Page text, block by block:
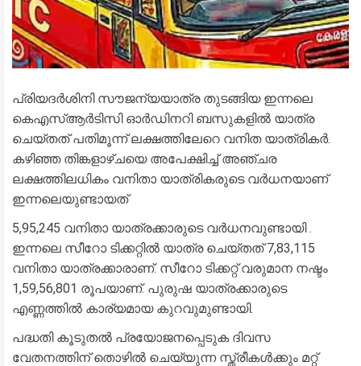
പ്രിയദര്‍ശിനി സൗജന്യയാത്ര തുടങ്ങിയ ഇന്നലെ
കെഎസ്ആര്‍ടിസി ഓര്‍ഡിനറി ബസുകളില്‍ യാത്ര
ചെയ്തത് പതിമൂന്ന് ലക്ഷത്തിലേറെ വനിത യാത്രികര്‍.
കഴിഞ്ഞ തിങ്കളാഴ്ചയെ അപേക്ഷിച്ച് അഞ്ചര
ലക്ഷത്തിലധികം വനിതാ യാത്രികരുടെ വര്‍ധനയാണ്
ഇന്നലെയുണ്ടായത്
5,95,245 വനിതാ യാത്രക്കാരുടെ വര്‍ധനവുണ്ടായി .
ഇന്നലെ സീറോ ടിക്കറ്റില്‍ യാത്ര ചെയ്തത് 7,83,115
വനിതാ യാത്രക്കാരാണ്. സീറോ ടിക്കറ്റ് വരുമാന നഷ്ടം
1,59,56,801 രൂപയാണ്. പുരുഷ യാത്രക്കാരുടെ
എണ്ണത്തില്‍ കാര്യമായ കുറവുമുണ്ടായി.
പദ്ധതി കൂടുതല്‍ പ്രയോജനപ്പെടുക ദിവസ
വേതനത്തിന് തൊഴില്‍ ചെയ്യുന്ന സ്ത്രീകള്‍ക്കും മറ്റ്